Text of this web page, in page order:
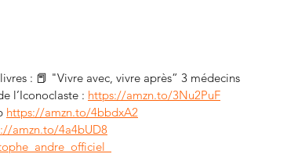
: 📕 "Vivre avec, vivre après” 3 médecins
l’Iconoclaste : https://amzn.to/3Nu2PuF
https://amzn.to/4bbdxA2
amzn.to/4a4bUD8